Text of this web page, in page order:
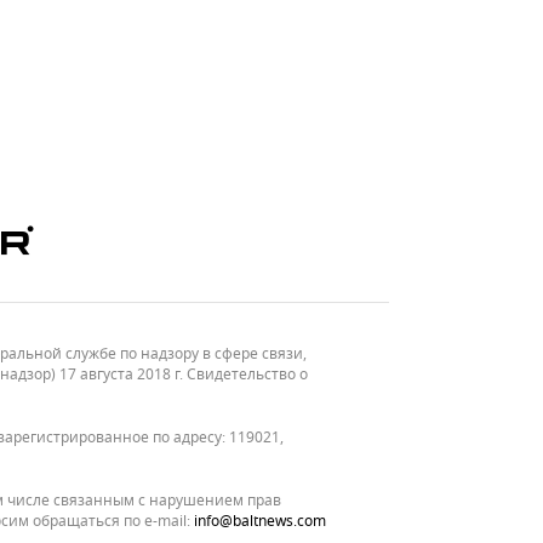
службе по надзору в сфере связи,
17 августа 2018 г. Свидетельство о
по адресу: 119021,
связанным с нарушением прав
обращаться по e-mail: info@baltnews.com